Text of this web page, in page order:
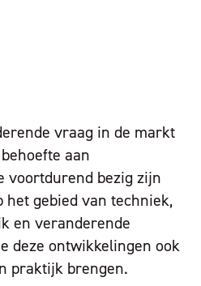
vraag in de markt
aan
bezig zijn
gebied van techniek,
en veranderende
deze ontwikkelingen ook
praktijk brengen.